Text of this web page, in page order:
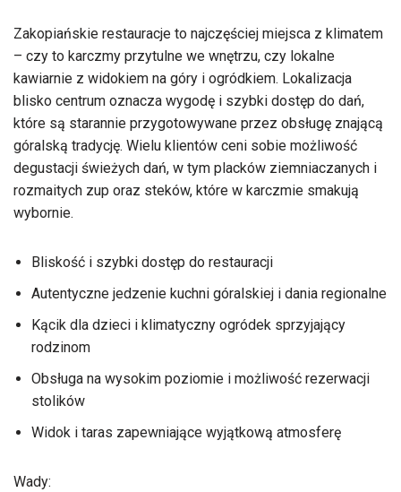
Zakopiańskie restauracje to najczęściej miejsca z klimatem
– czy to karczmy przytulne we wnętrzu, czy lokalne
kawiarnie z widokiem na góry i ogródkiem. Lokalizacja
blisko centrum oznacza wygodę i szybki dostęp do dań,
które są starannie przygotowywane przez obsługę znającą
góralską tradycję. Wielu klientów ceni sobie możliwość
degustacji świeżych dań, w tym placków ziemniaczanych i
rozmaitych zup oraz steków, które w karczmie smakują
wybornie.
Bliskość i szybki dostęp do restauracji
Autentyczne jedzenie kuchni góralskiej i dania regionalne
Kącik dla dzieci i klimatyczny ogródek sprzyjający
rodzinom
Obsługa na wysokim poziomie i możliwość rezerwacji
stolików
Widok i taras zapewniające wyjątkową atmosferę
Wady: